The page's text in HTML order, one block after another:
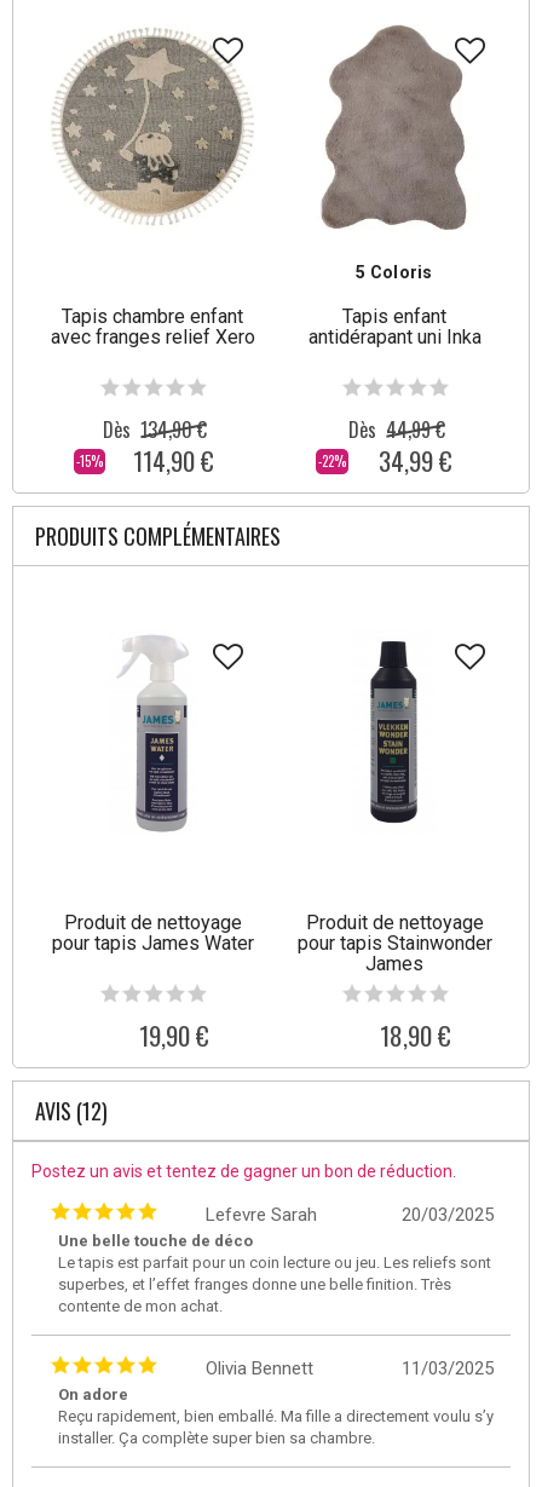
Tapis chambre enfant
avec franges relief Xero
-15%
Dès 134,90 €
114,90 €
5 Coloris
Tapis enfant
antidérapant uni Inka
-22%
Dès 44,99 €
34,99 €
PRODUITS COMPLÉMENTAIRES
Produit de nettoyage
pour tapis James Water
19,90 €
Produit de nettoyage
pour tapis Stainwonder
James
18,90 €
AVIS (12)
Postez un avis et tentez de gagner un bon de réduction.
20/03/2025
Lefevre Sarah
Une belle touche de déco
Le tapis est parfait pour un coin lecture ou jeu. Les reliefs sont
superbes, et l’effet franges donne une belle finition. Très
contente de mon achat.
11/03/2025
Olivia Bennett
On adore
Reçu rapidement, bien emballé. Ma fille a directement voulu s’y
installer. Ça complète super bien sa chambre.